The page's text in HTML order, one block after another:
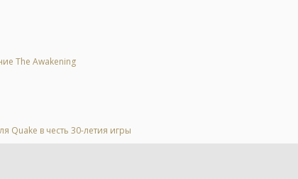
The Awakening
Quake в честь 30-летия игры